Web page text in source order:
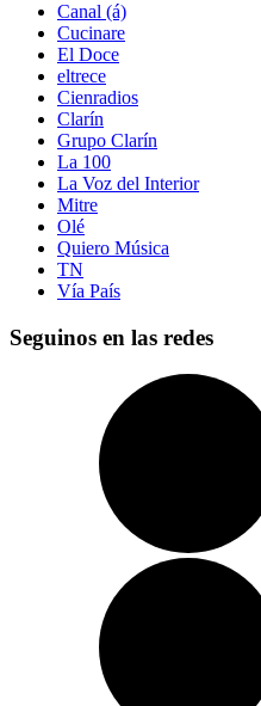
Canal (á)
Cucinare
El Doce
eltrece
Cienradios
Clarín
Grupo Clarín
La 100
La Voz del Interior
Mitre
Olé
Quiero Música
TN
Vía País
Seguinos en las redes